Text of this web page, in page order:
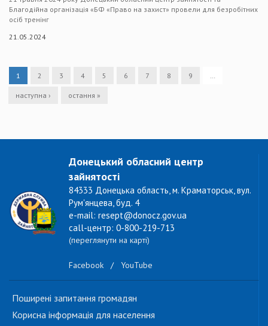
Благодійна організація «БФ «Право на захист» провели для безробітних
осіб тренінг
21.05.2024
1 2 3 4 5 6 7 8 9
наступна › остання »
Донецький обласний центр
зайнятості
84333 Донецька область, м. Краматорськ, вул.
Рум'янцева, буд. 4
e-mail: resept@donocz.gov.ua
call-центр: 0-800-219-713
(переглянути на карті)
Facebook / YouTube
Поширені запитання громадян
Корисна інформація для населення